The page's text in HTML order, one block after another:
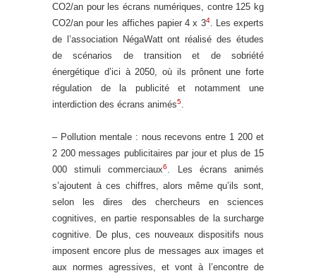
CO2/an pour les écrans numériques, contre 125 kg
CO2/an pour les affiches papier 4 x 34. Les experts
de l’association NégaWatt ont réalisé des études
de scénarios de transition et de sobriété
énergétique d’ici à 2050, où ils prônent une forte
régulation de la publicité et notamment une
interdiction des écrans animés5
– Pollution mentale : nous recevons entre 1 200 et
2 200 messages publicitaires par jour et plus de 15
000 stimuli commerciaux6
. Les écrans animés
s’ajoutent à ces chiffres, alors même qu’ils sont,
selon les dires des chercheurs en sciences
cognitives, en partie responsables de la surcharge
cognitive. De plus, ces nouveaux dispositifs nous
imposent encore plus de messages aux images et
aux normes agressives, et vont à l’encontre de